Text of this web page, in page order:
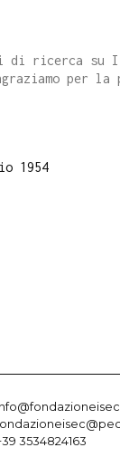
ricerca su
per la
1954
3534824163